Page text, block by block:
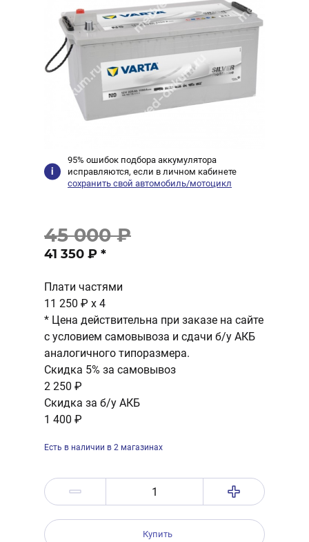
95% ошибок подбора аккумулятора
исправляются, если в личном кабинете
сохранить свой автомобиль/мотоцикл
45 000 ₽
41 350 ₽ *
Плати частями
11 250 ₽ x 4
* Цена действительна при заказе на сайте
с условием самовывоза и сдачи б/у АКБ
аналогичного типоразмера.
Скидка 5% за самовывоз
2 250 ₽
Скидка за б/у АКБ
1 400 ₽
Есть в наличии в 2 магазинах
Купить